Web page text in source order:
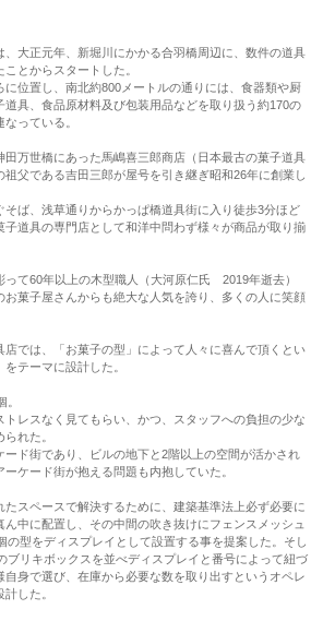
、大正元年、新堀川にかかる合羽橋周辺に、数件の道具
とからスタートした。
に位置し、南北約800メートルの通りには、食器類や厨
道具、食品原材料及び包装用品などを取り扱う約170の
っている。
田万世橋にあった馬嶋喜三郎商店（日本最古の菓子道具
父である吉田三郎が屋号を引き継ぎ昭和26年に創業し
そば、浅草通りからかっぱ橋道具街に入り徒歩3分ほど
子道具の専門店として和洋中問わず様々が商品が取り揃
って60年以上の木型職人（大河原仁氏 2019年逝去）
お菓子屋さんからも絶大な人気を誇り、多くの人に笑顔
店では、「お菓子の型」によって人々に喜んで頂くとい
テーマに設計した。
。
トレスなく見てもらい、かつ、スタッフへの負担の少な
れた。
ード街であり、ビルの地下と2階以上の空間が活かされ
ケード街が抱える問題も内抱していた。
たスペースで解決するために、建築基準法上必ず必要に
中に配置し、その中間の吹き抜けにフェンスメッシュ
の型をディスプレイとして設置する事を提案した。そし
ブリキボックスを並べディスプレイと番号によって紐づ
自身で選び、在庫から必要な数を取り出すというオペレ
した。